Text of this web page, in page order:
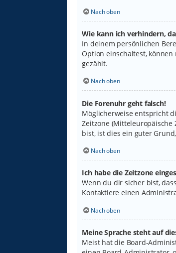
Nach oben
Wie kann ich verhindern,
In deinem persönlichen
Option einschaltest,
gezählt.
Nach oben
Die Forenuhr geht falsch!
Möglicherweise entspricht
Zeitzone
bist, ist dies ein guter
Nach oben
Ich habe die Zeitzone
Wenn du dir sicher bist,
Kontaktiere einen
Nach oben
Meine Sprache steht auf
Meist hat die Board-